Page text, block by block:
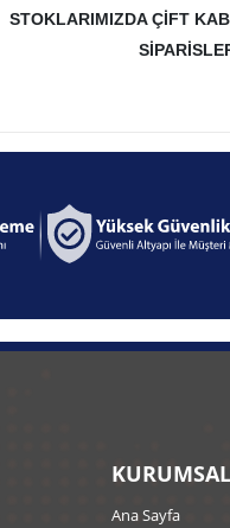
STOKLARIMIZDA ÇİFT
Ana Sayfa